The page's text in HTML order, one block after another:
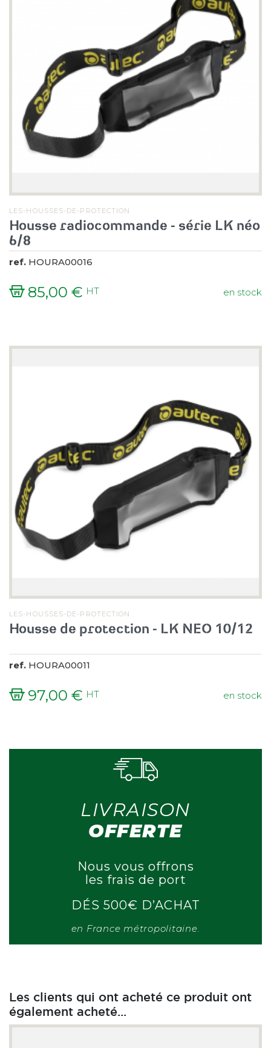
LES-HOUSSES-DE-PROTECTION
Housse radiocommande - série LK néo
6/8
ref. HOURA00016
Prix
85,00 € HT en stock
LES-HOUSSES-DE-PROTECTION
Housse de protection - LK NEO 10/12
ref. HOURA00011
Prix
97,00 € HT en stock
LIVRAISON
OFFERTE
Nous vous offrons
les frais de port
DÉS 500€ D’ACHAT
en France métropolitaine.
Les clients qui ont acheté ce produit ont
également acheté...